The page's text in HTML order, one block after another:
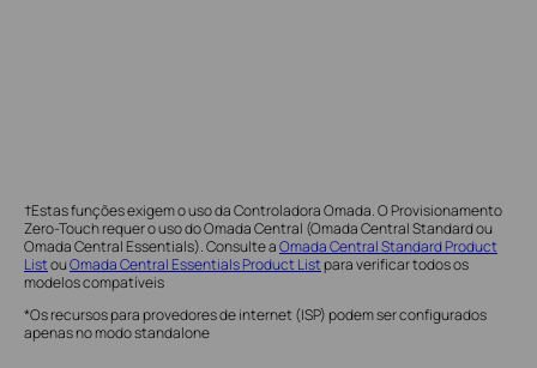
†Estas funções exigem o uso da Controladora Omada. O Provisionamento
Zero-Touch requer o uso do Omada Central (Omada Central Standard ou
Omada Central Essentials). Consulte aOmada Central Standard Product
ListouOmada Central Essentials Product Listpara verificar todos os
modelos compatíveis
*Os recursos para provedores de internet (ISP) podem ser configurados
apenas no modo standalone